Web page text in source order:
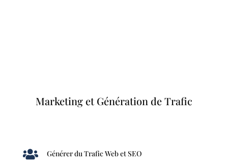
Marketing et Génération de Trafic
 Générer du Trafic Web et SEO